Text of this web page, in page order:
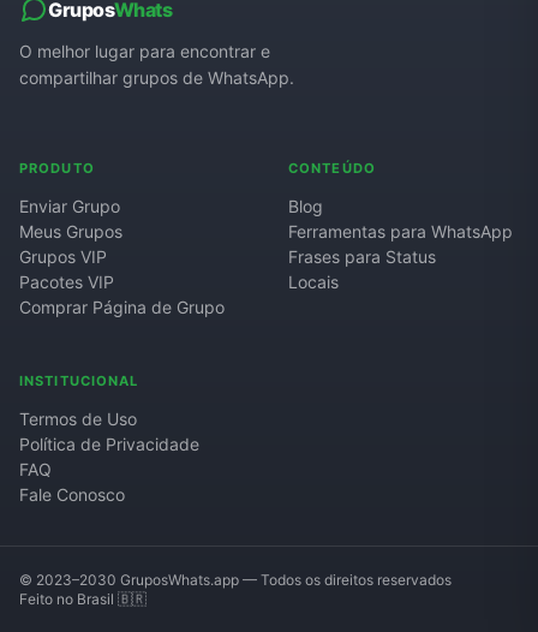
GruposWhats
O melhor lugar para encontrar e
compartilhar grupos de WhatsApp.
PRODUTO
Enviar Grupo
Meus Grupos
Grupos VIP
Pacotes VIP
Comprar Página de Grupo
CONTEÚDO
Blog
Ferramentas para WhatsApp
Frases para Status
Locais
INSTITUCIONAL
Termos de Uso
Política de Privacidade
FAQ
Fale Conosco
© 2023–2030 GruposWhats.app — Todos os direitos reservados
Feito no Brasil 🇧🇷